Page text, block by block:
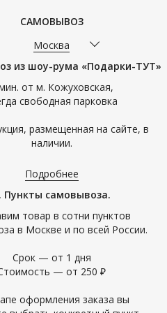
САМОВЫВОЗ
Москва
из шоу-рума «Подарки-ТУТ»
от м. Кожуховская,
свободная парковка
размещенная на сайте, в
наличии.
Подробнее
Пункты самовывоза.
товар в сотни пунктов
в Москве и по всей России.
Срок — от 1 дня
— от 250 ₽
оформления заказа вы
аксессуар
на пару
и привести
ПЕС
расскажет